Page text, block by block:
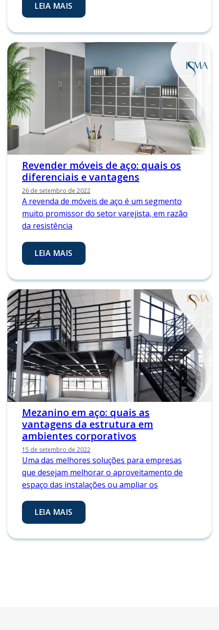
LEIA MAIS
Revender móveis de aço: quais os
diferenciais e vantagens
26 de setembro de 2022
A revenda de móveis de aço é um segmento
muito promissor do setor varejista, em razão
da resistência
LEIA MAIS
Mezanino em aço: quais as
vantagens da estrutura em
ambientes corporativos
15 de setembro de 2022
Uma das melhores soluções para empresas
que desejam melhorar o aproveitamento de
espaço das instalações ou ampliar os
LEIA MAIS